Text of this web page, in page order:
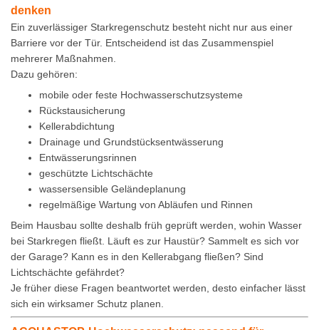
denken
Ein zuverlässiger Starkregenschutz besteht nicht nur aus einer
Barriere vor der Tür. Entscheidend ist das Zusammenspiel
mehrerer Maßnahmen.
Dazu gehören:
mobile oder feste Hochwasserschutzsysteme
Rückstausicherung
Kellerabdichtung
Drainage und Grundstücksentwässerung
Entwässerungsrinnen
geschützte Lichtschächte
wassersensible Geländeplanung
regelmäßige Wartung von Abläufen und Rinnen
Beim Hausbau sollte deshalb früh geprüft werden, wohin Wasser
bei Starkregen fließt. Läuft es zur Haustür? Sammelt es sich vor
der Garage? Kann es in den Kellerabgang fließen? Sind
Lichtschächte gefährdet?
Je früher diese Fragen beantwortet werden, desto einfacher lässt
sich ein wirksamer Schutz planen.